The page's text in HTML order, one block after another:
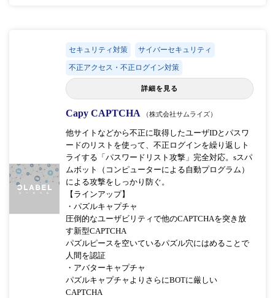
セキュリティ対策 サイバーセキュリティ
不正アクセス・不正ログイン対策
詳細を見る
Capy CAPTCHA （株式会社サムライズ）
他サイトなどから不正に取得したユーザIDとパスワ
ードのリストを使って、不正ログインを繰り返しト
ライする「パスワードリスト攻撃」完全対応。sスパ
ムボット（コンピューターによる自動プログラム）
による攻撃をしっかり防ぐ。
【ラインアップ】
・パズルキャプチャ
圧倒的なユーザビリティで他のCAPTCHAを突き放
す新型CAPTCHA
パズルピースを空いているパズル穴にはめることで
人間を認証
・アバターキャプチャ
パズルキャプチャよりさらにBOTに厳しい
CAPTCHA